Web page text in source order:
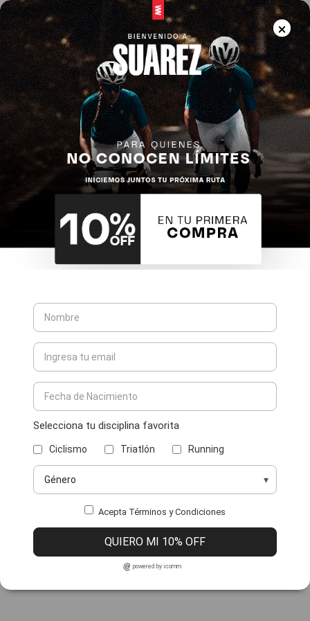
Selecciona tu disciplina favorita
Ciclismo Triatlón Running
Acepta Términos y Condiciones
QUIERO MI 10% OFF
powered by icomm